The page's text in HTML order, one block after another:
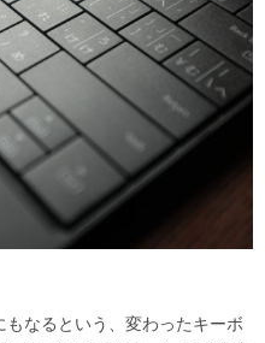
なるという、変わったキーボ